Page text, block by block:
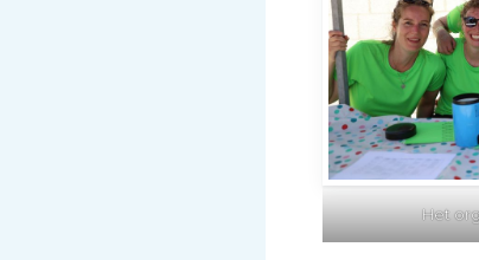
Het